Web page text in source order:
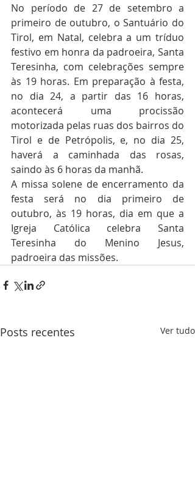
No período de 27 de setembro a
primeiro de outubro, o Santuário do
Tirol, em Natal, celebra a um tríduo
festivo em honra da padroeira, Santa
Teresinha, com celebrações sempre
às 19 horas. Em preparação à festa,
no dia 24, a partir das 16 horas,
acontecerá uma procissão
motorizada pelas ruas dos bairros do
Tirol e de Petrópolis, e, no dia 25,
haverá a caminhada das rosas,
saindo às 6 horas da manhã.
A missa solene de encerramento da
festa será no dia primeiro de
outubro, às 19 horas, dia em que a
Igreja Católica celebra Santa
Teresinha do Menino Jesus,
padroeira das missões.
Posts recentes Ver tudo